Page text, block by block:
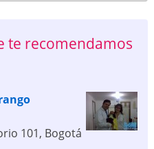
te recomendamos
101, Bogotá